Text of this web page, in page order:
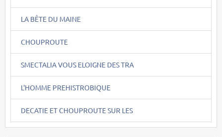
LA BÊTE DU MAINE
CHOUPROUTE
SMECTALIA VOUS ELOIGNE DES TRA
L'HOMME PREHISTROBIQUE
DECATIE ET CHOUPROUTE SUR LES